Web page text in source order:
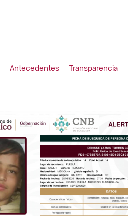
Antecedentes Transparencia